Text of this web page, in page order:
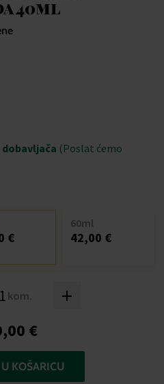
40ml
(Poslat ćemo
kom. +
€
60ml
42,00 €
€
KOŠARICU